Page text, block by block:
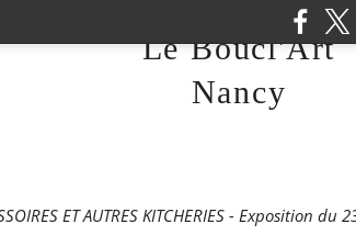
Le Boucl'Art
Nancy
ET AUTRES KITCHERIES - Exposition
3000 -
ET
!